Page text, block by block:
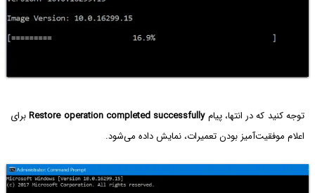
توجه کنید که در انتها، پیامRestore operation completed successfullyبرای
اعلام موفقیت‌آمیز بودن تعمیرات، نمایش داده می‌شود.